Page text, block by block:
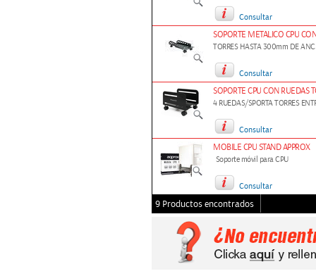
Consultar
SOPORTE METALICO CPU
TORRES HASTA 300mm DE
Consultar
SOPORTE CPU CON RUEDAS
4 RUEDAS/SPORTA TORRES
Consultar
MOBILE CPU STAND APPROX
Soporte móvil para CPU
Consultar
9 Productos encontrados